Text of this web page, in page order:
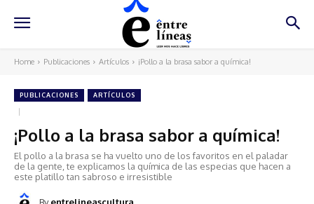
Home Publicaciones Artículos ¡Pollo a la brasa sabor a química!
PUBLICACIONES ARTÍCULOS
¡Pollo a la brasa sabor a química!
El pollo a la brasa se ha vuelto uno de los favoritos en el paladar
de la gente, te explicamos la química de las especias que hacen a
este platillo tan sabroso e irresistible